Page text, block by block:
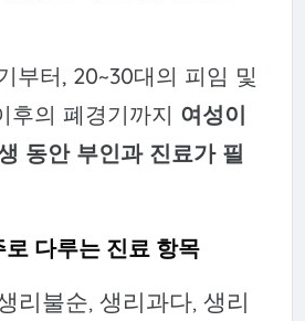
부터, 20~30대의 피임 및
후의 폐경기까지 여성이
동안 부인과 진료가 필
다루는 진료 항목
리불순, 생리과다, 생리